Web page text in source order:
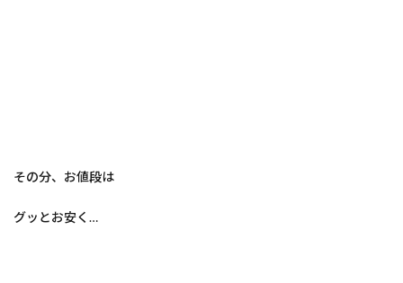
その分、お値段は
グッとお安く…